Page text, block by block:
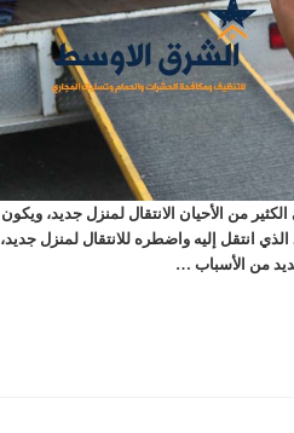
من الأحيان الانتقال لمنزل جديد، ويكون
انتقل إليه واضطره للانتقال لمنزل جديد،
من الأسباب …